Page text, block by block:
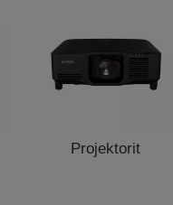
Projektorit